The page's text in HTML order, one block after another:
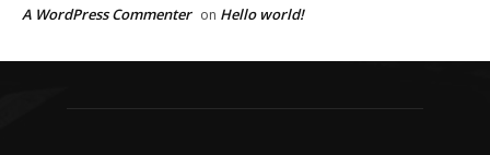
A WordPress Commenter on Hello world!